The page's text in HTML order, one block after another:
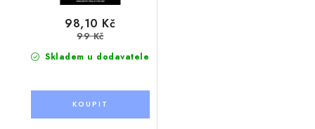
Skladem u dodavatele
98,10 Kč
99 Kč